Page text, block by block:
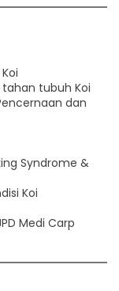
tahan tubuh Koi
dan
Syndrome &
Koi
Medi Carp